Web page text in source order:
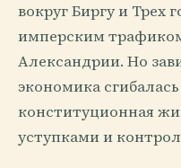
вокруг Биргу и Трех
имперским
Александрии. Но
экономика
конституционная
уступками и